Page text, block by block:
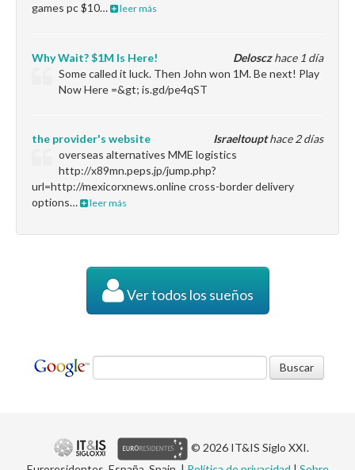
games pc $10…
leer más
Delosczhace 1 día
Why Wait? $1M Is Here!
Some called it luck. Then John won 1M. Be next! Play
Now Here =&gt; is.gd/pe4qST
Israeltoupthace 2 días
the provider's website
overseas alternatives MME logistics
http://x89mn.peps.jp/jump.php?
url=http://mexicorxnews.online cross-border delivery
options…
leer más
Ver todos los sueños
© 2026 IT&IS Siglo XXI.